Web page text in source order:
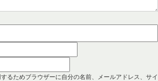
るためブラウザーに自分の名前、メールアドレス、サイ